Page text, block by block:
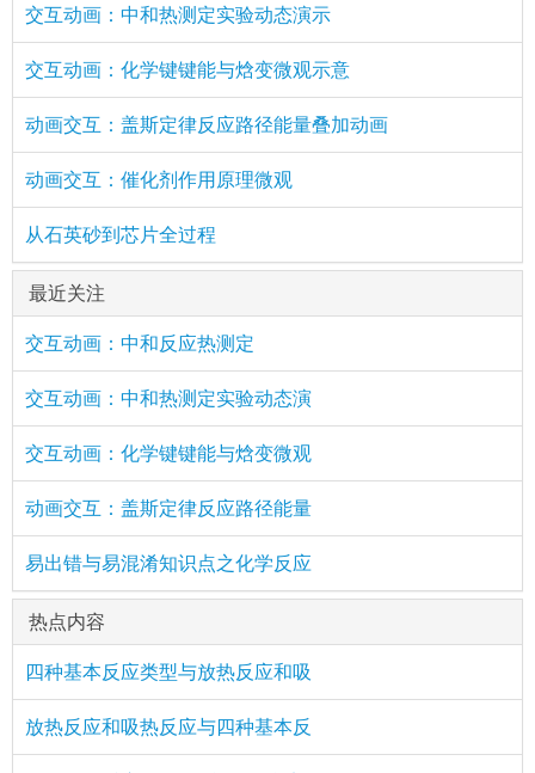
交互动画：中和热测定实验动态演示
交互动画：化学键键能与焓变微观示意
动画交互：盖斯定律反应路径能量叠加动画
动画交互：催化剂作用原理微观
从石英砂到芯片全过程
最近关注
交互动画：中和反应热测定
交互动画：中和热测定实验动态演
交互动画：化学键键能与焓变微观
动画交互：盖斯定律反应路径能量
易出错与易混淆知识点之化学反应
热点内容
四种基本反应类型与放热反应和吸
放热反应和吸热反应与四种基本反